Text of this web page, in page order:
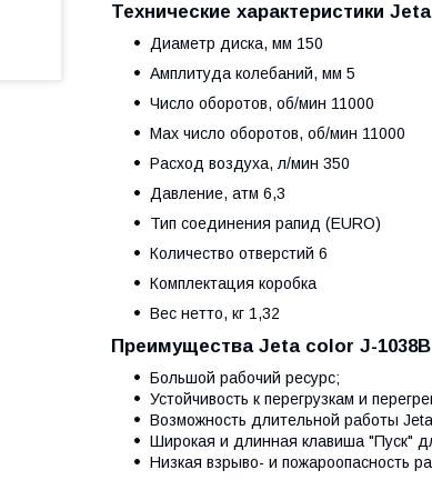
Технические характеристики
Диаметр диска, мм 150
Амплитуда колебаний, мм 5
Число оборотов, об/мин 11000
Max число оборотов, об/мин 11000
Расход воздуха, л/мин 350
Давление, атм 6,3
Тип соединения рапид (EURO)
Количество отверстий 6
Комплектация коробка
Вес нетто, кг 1,32
Преимущества Jeta color J-1038B
Большой рабочий ресурс;
Устойчивость к перегрузкам и
Возможность длительной работы
Широкая и длинная клавиша "Пуск"
Низкая взрыво- и пожароопасность